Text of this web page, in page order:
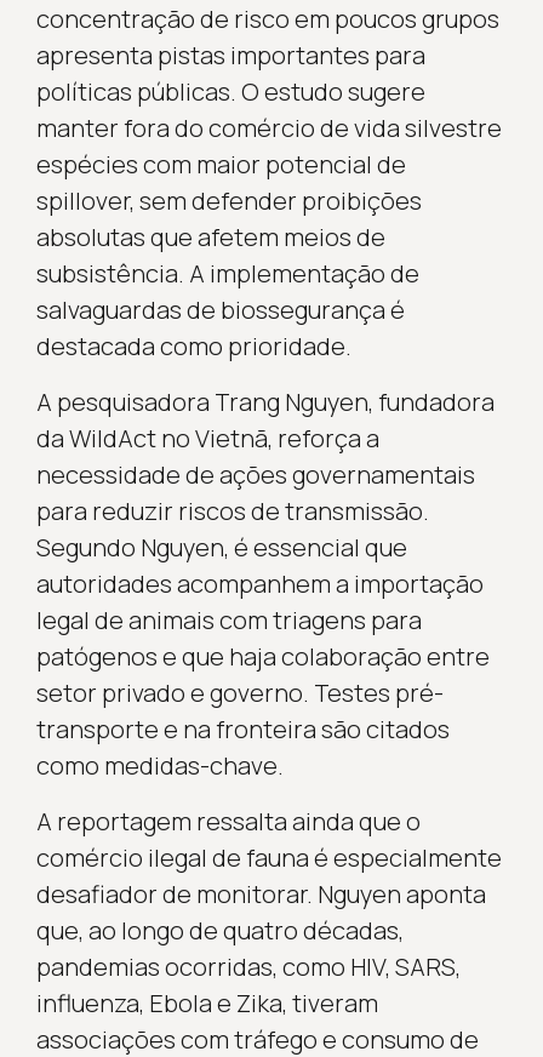
concentração de risco em poucos grupos
apresenta pistas importantes para
políticas públicas. O estudo sugere
manter fora do comércio de vida silvestre
espécies com maior potencial de
spillover, sem defender proibições
absolutas que afetem meios de
subsistência. A implementação de
salvaguardas de biossegurança é
destacada como prioridade.
A pesquisadora Trang Nguyen, fundadora
da WildAct no Vietnã, reforça a
necessidade de ações governamentais
para reduzir riscos de transmissão.
Segundo Nguyen, é essencial que
autoridades acompanhem a importação
legal de animais com triagens para
patógenos e que haja colaboração entre
setor privado e governo. Testes pré-
transporte e na fronteira são citados
como medidas-chave.
A reportagem ressalta ainda que o
comércio ilegal de fauna é especialmente
desafiador de monitorar. Nguyen aponta
que, ao longo de quatro décadas,
pandemias ocorridas, como HIV, SARS,
influenza, Ebola e Zika, tiveram
associações com tráfego e consumo de